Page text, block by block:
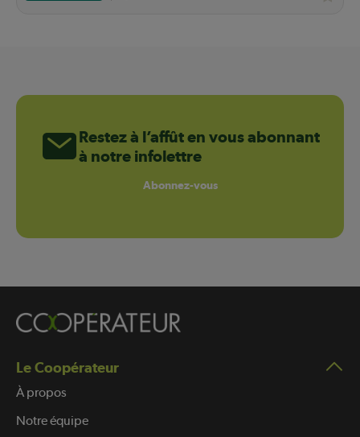
Restez à l’affût en vous abonnant
à notre infolettre
Abonnez-vous
Le Coopérateur
À propos
Notre équipe